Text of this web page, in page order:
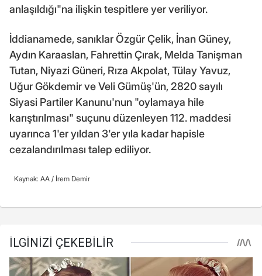
anlaşıldığı"na ilişkin tespitlere yer veriliyor.
İddianamede, sanıklar Özgür Çelik, İnan Güney,
Aydın Karaaslan, Fahrettin Çırak, Melda Tanişman
Tutan, Niyazi Güneri, Rıza Akpolat, Tülay Yavuz,
Uğur Gökdemir ve Veli Gümüş'ün, 2820 sayılı
Siyasi Partiler Kanunu'nun "oylamaya hile
karıştırılması" suçunu düzenleyen 112. maddesi
uyarınca 1'er yıldan 3'er yıla kadar hapisle
cezalandırılması talep ediliyor.
Kaynak: AA / İrem Demir